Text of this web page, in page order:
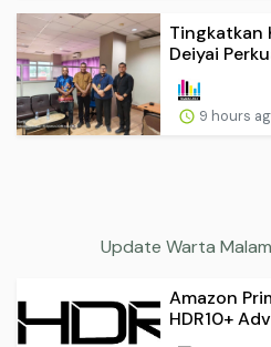
Tingkatkan
Deiyai
9 hours
Update Warta
Amazon
HDR10+